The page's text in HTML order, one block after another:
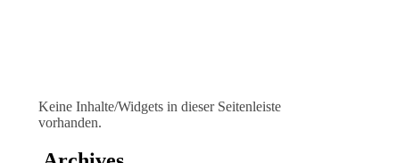
Keine Inhalte/Widgets in dieser Seitenleiste
vorhanden.